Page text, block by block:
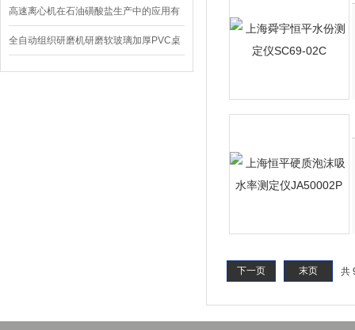
条件介绍
高速离心机在石油磺酸盐生产中的应用有
关常识
全自动组织研磨机研磨软玻璃加厚PVC桌
布实验-上海净信
共
下一页 末页